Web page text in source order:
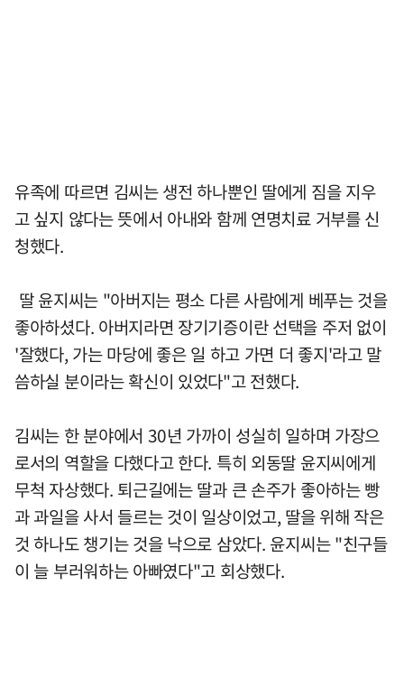
유족에 따르면 김씨는 생전 하나뿐인 딸에게 짐을 지우
고 싶지 않다는 뜻에서 아내와 함께 연명치료 거부를 신
청했다.
딸 윤지씨는 "아버지는 평소 다른 사람에게 베푸는 것을
좋아하셨다. 아버지라면 장기기증이란 선택을 주저 없이
'잘했다, 가는 마당에 좋은 일 하고 가면 더 좋지'라고 말
씀하실 분이라는 확신이 있었다"고 전했다.
김씨는 한 분야에서 30년 가까이 성실히 일하며 가장으
로서의 역할을 다했다고 한다. 특히 외동딸 윤지씨에게
무척 자상했다. 퇴근길에는 딸과 큰 손주가 좋아하는 빵
과 과일을 사서 들르는 것이 일상이었고, 딸을 위해 작은
것 하나도 챙기는 것을 낙으로 삼았다. 윤지씨는 "친구들
이 늘 부러워하는 아빠였다"고 회상했다.